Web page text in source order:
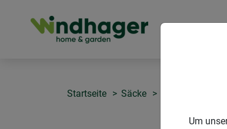
Startseite Säcke
Um